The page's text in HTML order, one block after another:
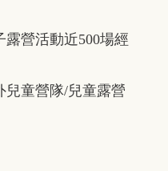
露營活動近500場經
兒童營隊/兒童露營